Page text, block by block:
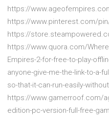
https://
https://www.pinterest.com/
https://
https://www.quora.com/
Empires-2-for-free-to-play-
anyone-give-me-the-link-to-a-
so-that-it-can-run-easily-
https://www.gamerroof.com/
edition-pc-version-full-free-